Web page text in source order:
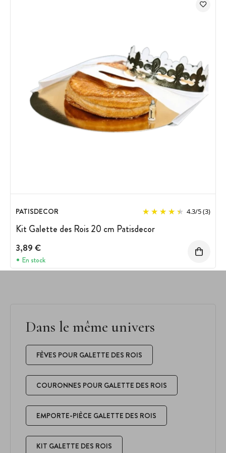
PATISDECOR 4.3/5(3)
Kit Galette des Rois 20 cm Patisdecor
3,89 €
En stock
Dans le même univers
FÈVES POUR GALETTE DES ROIS
COURONNES POUR GALETTE DES ROIS
EMPORTE-PIÈCE GALETTE DES ROIS
KIT GALETTE DES ROIS